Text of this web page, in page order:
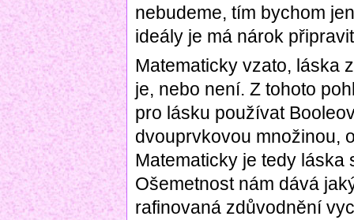
nebudeme, tím bychom
ideály je má nárok
Matematicky vzato, láska
je, nebo není. Z tohoto
pro lásku používat
dvouprvkovou množinou,
Matematicky je tedy
Ošemetnost nám dává
rafinovaná zdůvodnění